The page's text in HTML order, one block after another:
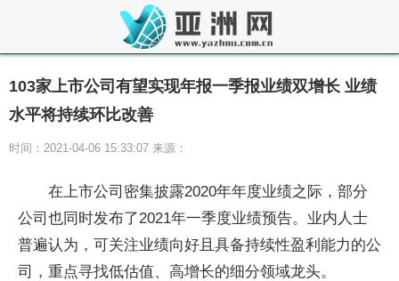
103家上市公司有望实现年报一季报业绩双增长 业绩
水平将持续环比改善
时间：2021-04-06 15:33:07 来源：
在上市公司密集披露2020年年度业绩之际，部分
公司也同时发布了2021年一季度业绩预告。业内人士
普遍认为，可关注业绩向好且具备持续性盈利能力的公
司，重点寻找低估值、高增长的细分领域龙头。